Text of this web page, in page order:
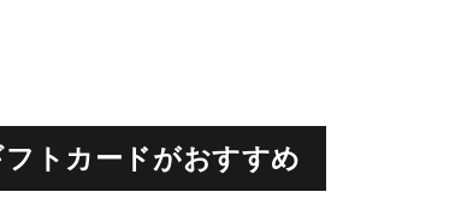
トカードがおすすめ